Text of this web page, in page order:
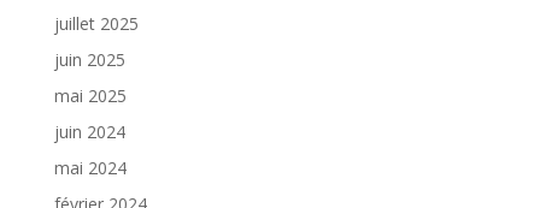
juillet 2025
juin 2025
mai 2025
juin 2024
mai 2024